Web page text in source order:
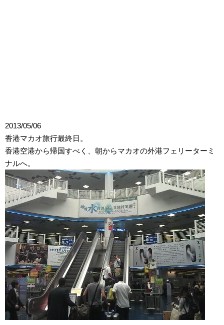
2013/05/06
香港マカオ旅行最終日。
香港空港から帰国すべく、朝からマカオの外港フェリーターミ
ナルへ。